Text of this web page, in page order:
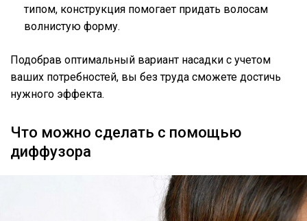
типом, конструкция помогает придать волосам
волнистую форму.
Подобрав оптимальный вариант насадки с учетом
ваших потребностей, вы без труда сможете достичь
нужного эффекта.
Что можно сделать с помощью
диффузора